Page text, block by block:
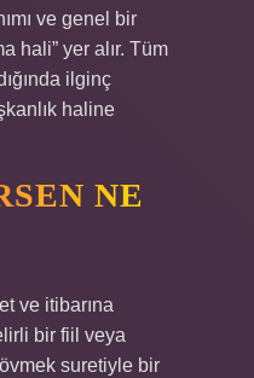
ve genel bir
hali” yer alır. Tüm
ilginç
haline
NE
ve itibarına
bir fiil veya
suretiyle bir